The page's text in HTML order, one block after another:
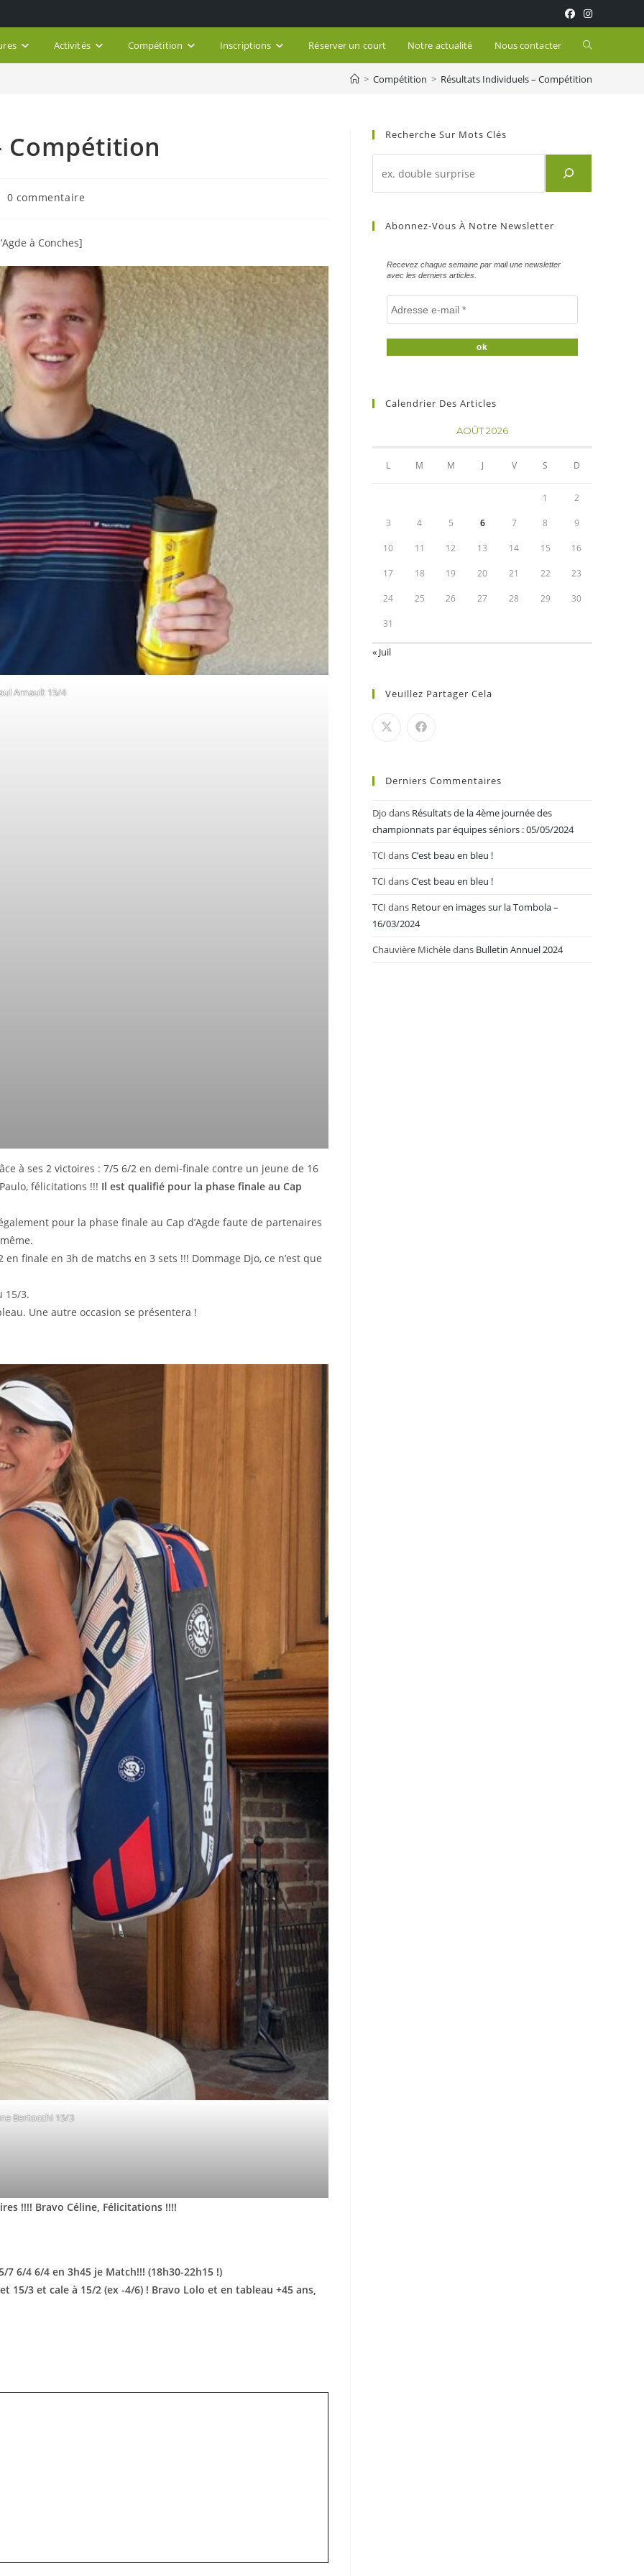
Activités Compétition Inscriptions Réserver un court Notre actualité Nous contacter Toggle
website
> Compétition > Résultats Individuels – Compétition
Compétition
:
0 commentaire
à Conches]
Arnault 15/4
à ses 2 victoires : 7/5 6/2 en demi-finale contre un jeune de 16
félicitations !!! Il est qualifié pour la phase finale au Cap
pour la phase finale au Cap d’Agde faute de partenaires
finale en 3h de matchs en 3 sets !!! Dommage Djo, ce n’est que
15/3.
Une autre occasion se présentera !
Bertocchi 15/3
!!!! Bravo Céline, Félicitations !!!!
6/4 6/4 en 3h45 je Match!!! (18h30-22h15 !)
15/3 et cale à 15/2 (ex -4/6) ! Bravo Lolo et en tableau +45 ans,
Recherche Sur Mots Clés
d'un
mots
Abonnez-Vous À Notre Newsletter
Recevez chaque semaine par mail une newsletter
avec les derniers articles.
Calendrier Des Articles
AOÛT 2026
L M M J V S D
1 2
3 4 5 6 7 8 9
10 11 12 13 14 15 16
17 18 19 20 21 22 23
24 25 26 27 28 29 30
31
« Juil
Veuillez Partager Cela
Derniers Commentaires
Djo dans Résultats de la 4ème journée des
championnats par équipes séniors : 05/05/2024
TCI dansC’est beau en bleu !
TCI dansC’est beau en bleu !
TCI dans Retour en images sur la Tombola –
16/03/2024
Chauvière Michèledans Bulletin Annuel 2024